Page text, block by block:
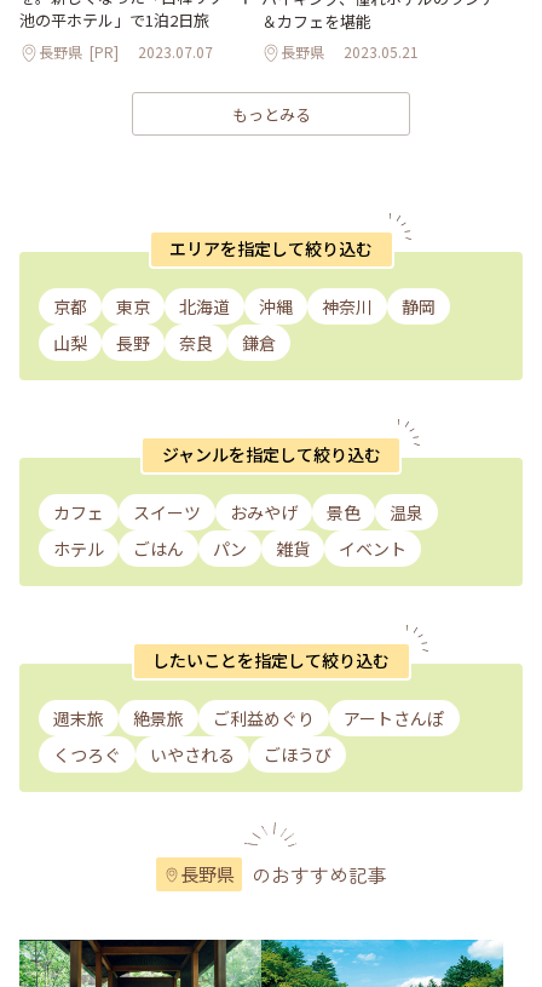
池の平ホテル」で1泊2日旅
長野県 [PR] 2023.07.07
＆カフェを堪能
長野県 2023.05.21
もっとみる
エリアを指定して絞り込む
京都 東京 北海道 沖縄 神奈川
静岡
山梨
長野 奈良 鎌倉
ジャンルを指定して絞り込む
カフェ スイーツ おみやげ 景色
温泉
ホテル
ごはん パン 雑貨 イベント
したいことを指定して絞り込む
週末旅 絶景旅 ご利益めぐり
アートさんぽ
くつろぐ
いやされる ごほうび
長野県 のおすすめ記事